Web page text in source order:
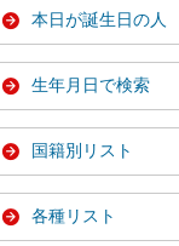
本日が誕生日の人
生年月日で検索
国籍別リスト
各種リスト